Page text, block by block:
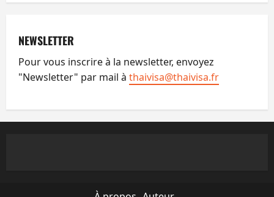
NEWSLETTER
Pour vous inscrire à la newsletter, envoyez
"Newsletter" par mail à thaivisa@thaivisa.fr